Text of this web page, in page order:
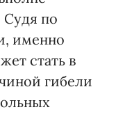
Судя по
именно
стать в
гибели